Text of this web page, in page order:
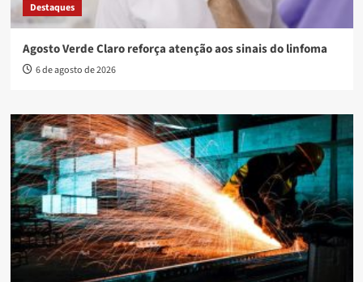
Destaques
Agosto Verde Claro reforça atenção aos sinais do linfoma
6 de agosto de 2026